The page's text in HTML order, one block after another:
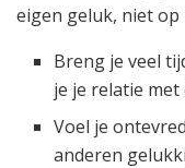
eigen geluk, niet
Breng je veel
je je relatie met
Voel je
anderen